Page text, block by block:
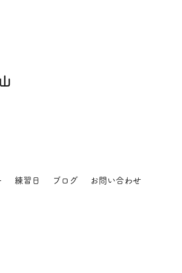
練習日 ブログ お問い合わせ